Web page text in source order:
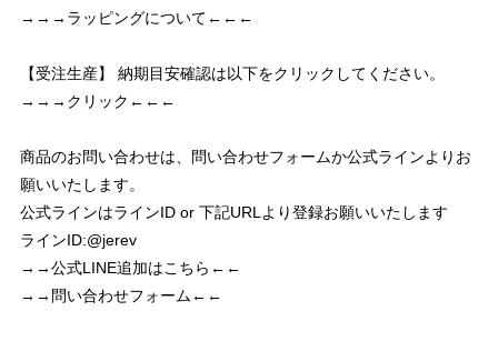
→→→ラッピングについて←←←
【受注生産】 納期目安確認は以下をクリックしてください。
→→→クリック←←←
商品のお問い合わせは、問い合わせフォームか公式ラインよりお
願いいたします。
公式ラインはラインID or 下記URLより登録お願いいたします
ラインID:@jerev
→→公式LINE追加はこちら←←
→→問い合わせフォーム←←